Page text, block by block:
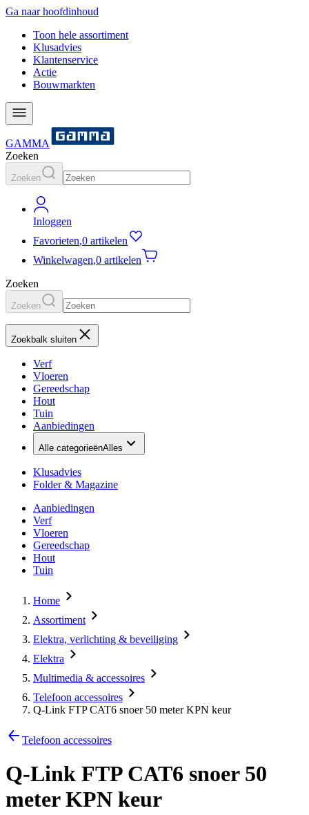
Ga naar hoofdinhoud
Toon hele assortiment
Klusadvies
Klantenservice
Actie
Bouwmarkten
GAMMA
Zoeken
Zoeken
Inloggen
Favorieten,0 artikelen
Winkelwagen,0 artikelen
Zoeken
Zoeken
Zoekbalk sluiten
Verf
Vloeren
Gereedschap
Hout
Tuin
Aanbiedingen
Alle categorieënAlles
Klusadvies
Folder & Magazine
Aanbiedingen
Verf
Vloeren
Gereedschap
Hout
Tuin
Home
Assortiment
Elektra, verlichting & beveiliging
Elektra
Multimedia & accessoires
Telefoon accessoires
Q-Link FTP CAT6 snoer 50 meter KPN keur
Telefoon accessoires
Q-Link FTP CAT6 snoer 50
meter KPN keur